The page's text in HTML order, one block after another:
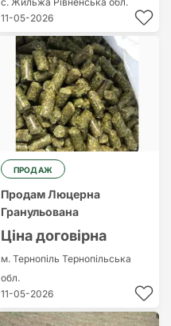
11-05-2026
ПРОДАЖ
Продам Люцерна
Гранульована
Ціна договірна
м. Тернопіль Тернопільська
обл.
11-05-2026